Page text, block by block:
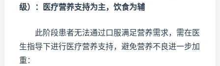
级）：医疗营养支持为主，饮食为辅
此阶段患者无法通过口服满足营养需求，需在医
生指导下进行医疗营养支持，避免营养不良进一步加
重：